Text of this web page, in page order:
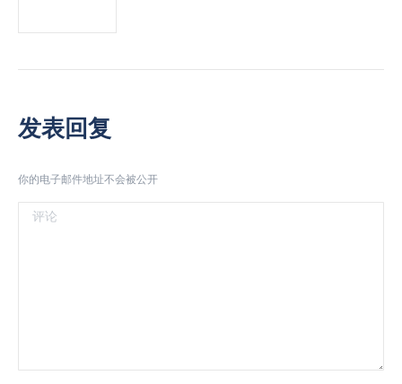
发表回复
你的电子邮件地址不会被公开
评论